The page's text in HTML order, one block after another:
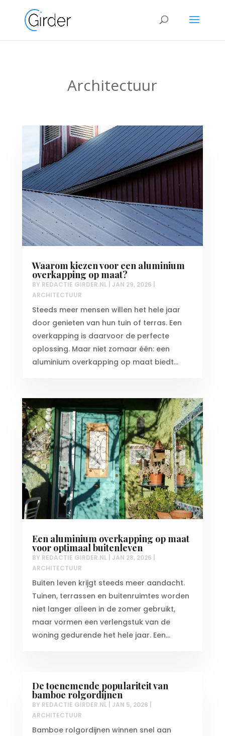
Architectuur
Waarom kiezen voor een aluminium
overkapping op maat?
BY REDACTIE GIRDER.NL| JAN 29, 2026
ARCHITECTUUR
Steeds meer mensen willen het hele jaar
door genieten van hun tuin of terras. Een
overkapping is daarvoor de perfecte
oplossing. Maar niet zomaar één: een
aluminium overkapping op maat biedt...
Een aluminium overkapping op maat
voor optimaal buitenleven
BY REDACTIE GIRDER.NL| JAN 28, 2026
ARCHITECTUUR
Buiten leven krijgt steeds meer aandacht.
Tuinen, terrassen en buitenruimtes worden
niet langer alleen in de zomer gebruikt,
maar vormen een verlengstuk van de
woning gedurende het hele jaar. Een...
De toenemende populariteit van
bamboe rolgordijnen
BY REDACTIE GIRDER.NL| JAN 5, 2026
ARCHITECTUUR
Bamboe rolgordijnen winnen snel aan